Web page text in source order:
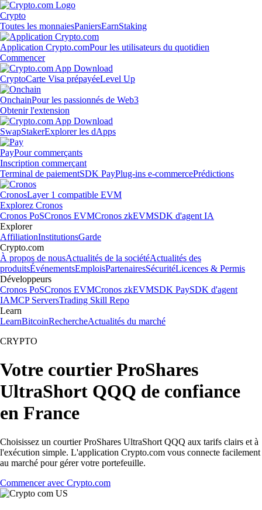
Crypto
Toutes les monnaiesPaniersEarnStaking
Application Crypto.comPour les utilisateurs du quotidien
Commencer
CryptoCarte Visa prépayéeLevel Up
OnchainPour les passionnés de Web3
Obtenir l'extension
SwapStakerExplorer les dApps
PayPour commerçants
Inscription commerçant
Terminal de paiementSDK PayPlug-ins e-commercePrédictions
CronosLayer 1 compatible EVM
Explorez Cronos
Cronos PoSCronos EVMCronos zkEVMSDK d'agent IA
Explorer
AffiliationInstitutionsGarde
Crypto.com
À propos de nousActualités de la sociétéActualités des
produitsÉvénementsEmploisPartenairesSécuritéLicences & Permis
Développeurs
Cronos PoSCronos EVMCronos zkEVMSDK PaySDK d'agent
IAMCP ServersTrading Skill Repo
Learn
LearnBitcoinRechercheActualités du marché
CRYPTO
Votre courtier ProShares
UltraShort QQQ de confiance
en France
Choisissez un courtier ProShares UltraShort QQQ aux tarifs clairs et à
l'exécution simple. L'application Crypto.com vous connecte facilement
au marché pour gérer votre portefeuille.
Commencer avec Crypto.com